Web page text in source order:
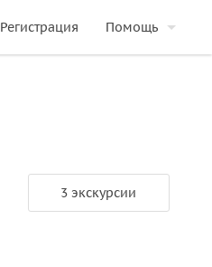
Регистрация Помощь
3 экскурсии